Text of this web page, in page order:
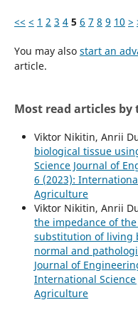
<< < 1 2 3 4 5 6 7 8 9 10 >
You may also start an
article.
Most read articles
Viktor Nikitin, Anrii
biological tissue
Science Journal of
6 (2023):
Agriculture
Viktor Nikitin, Anrii
the impedance of
substitution of living
normal and
Journal of
International
Agriculture